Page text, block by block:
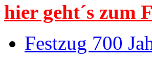
hier geht´s zum
Festzug 700